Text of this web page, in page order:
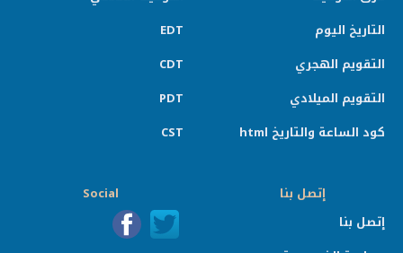
التاريخ اليوم
التقويم الهجري
التقويم الميلادي
كود الساعة والتاريخ html
EDT
CDT
PDT
CST
إتصل بنا
إتصل بنا
Social